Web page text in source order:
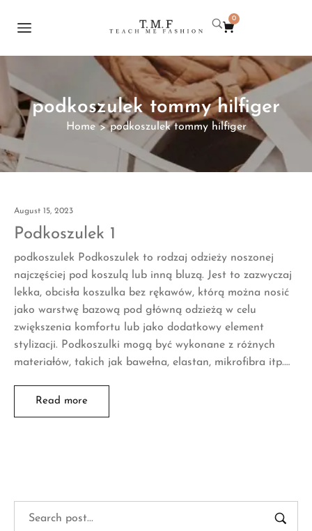
0
podkoszulek tommy hilfiger
Home > podkoszulek tommy hilfiger
August 15, 2023
Podkoszulek 1
podkoszulek Podkoszulek to rodzaj odzieży noszonej
najczęściej pod koszulą lub inną bluzą. Jest to zazwyczaj
lekka, obcisła koszulka bez rękawów, którą można nosić
jako warstwę bazową pod główną odzieżą w celu
zwiększenia komfortu lub jako dodatkowy element
stylizacji. Podkoszulki mogą być wykonane z różnych
materiałów, takich jak bawełna, elastan, mikrofibra itp.…
Read more